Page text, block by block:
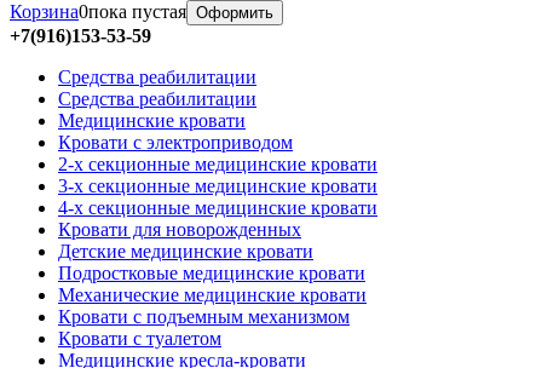
Корзина0пока пустая Оформить
+7(916)153-53-59
Средства реабилитации
Средства реабилитации
Медицинские кровати
Кровати с электроприводом
2-х секционные медицинские кровати
3-х секционные медицинские кровати
4-х секционные медицинские кровати
Кровати для новорожденных
Детские медицинские кровати
Подростковые медицинские кровати
Механические медицинские кровати
Кровати с подъемным механизмом
Кровати с туалетом
Медицинские крeсла-кровати